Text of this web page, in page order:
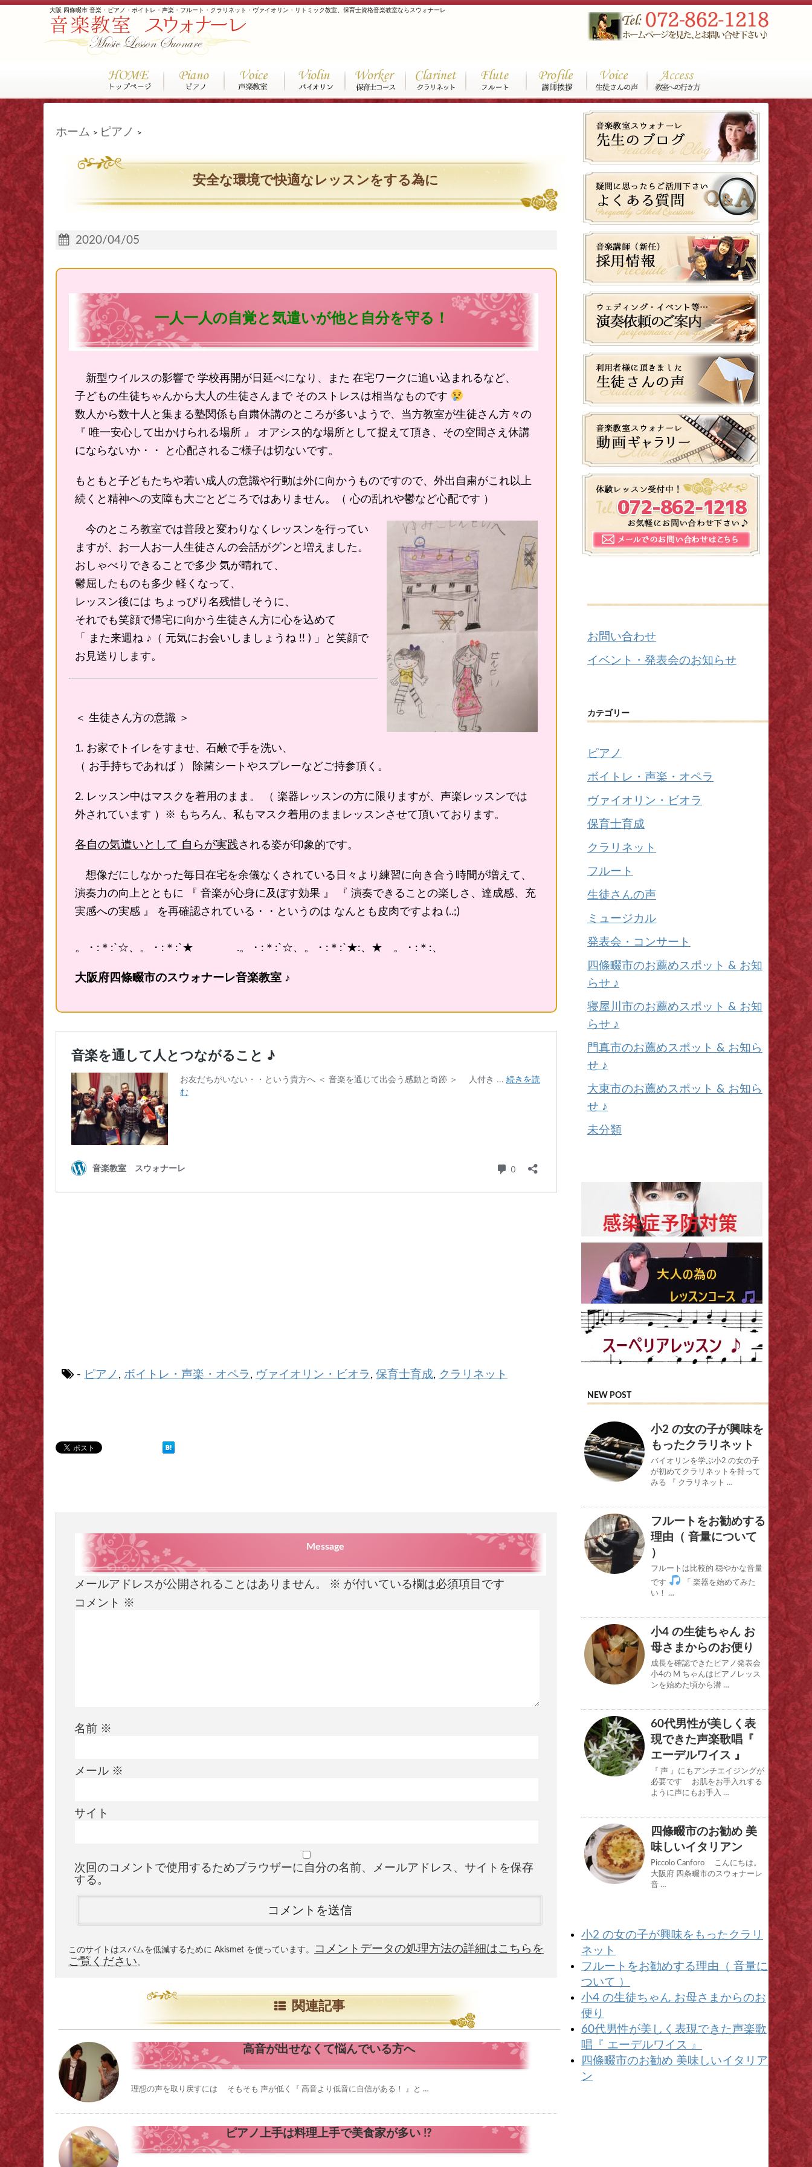
大阪 四條畷市 音楽・ピアノ・ボイトレ・声楽・フルート・クラリネット・ヴァイオリン・リトミック教室、保育士資格音楽教室ならスウォナーレ
ホーム > ピアノ >
安全な環境で快適なレッスンをする為に
2020/04/05
一人一人の自覚と気遣いが他と自分を守る！
新型ウイルスの影響で 学校再開が日延べになり、また 在宅ワークに追い込まれるなど、
子どもの生徒ちゃんから大人の生徒さんまで そのストレスは相当なものです
数人から数十人と集まる塾関係も自粛休講のところが多いようで、当方教室が生徒さん方々の
『 唯一安心して出かけられる場所 』 オアシス的な場所として捉えて頂き、その空間さえ休講
にならないか・・ と心配されるご様子は切ないです。
もともと子どもたちや若い成人の意識や行動は外に向かうものですので、外出自粛がこれ以上
続くと精神への支障も大ごとどころではありません。（ 心の乱れや鬱など心配です ）
今のところ教室では普段と変わりなくレッスンを行ってい
ますが、お一人お一人生徒さんの会話がグンと増えました。
おしゃべりできることで多少 気が晴れて、
鬱屈したものも多少 軽くなって、
レッスン後には ちょっぴり名残惜しそうに、
それでも笑顔で帰宅に向かう生徒さん方に心を込めて
「 また来週ね ♪（ 元気にお会いしましょうね !! ) 」と笑顔で
お見送りします。
＜ 生徒さん方の意識 ＞
1. お家でトイレをすませ、石鹸で手を洗い、
（ お手持ちであれば ） 除菌シートやスプレーなどご持参頂く。
2. レッスン中はマスクを着用のまま。 （ 楽器レッスンの方に限りますが、声楽レッスンでは
外されています ）※ もちろん、私もマスク着用のままレッスンさせて頂いております。
各自の気遣いとして 自らが実践される姿が印象的です。
想像だにしなかった毎日在宅を余儀なくされている日々より練習に向き合う時間が増えて、
演奏力の向上とともに 『 音楽が心身に及ぼす効果 』 『 演奏できることの楽しさ、達成感、充
実感への実感 』 を再確認されている・・というのは なんとも皮肉ですよね (..;)
。・:＊:`☆、。・:＊:`★ .。・:＊:`☆、。・:＊:`★:、★ 。・:＊:、
大阪府四條畷市のスウォナーレ音楽教室 ♪
- ピアノ , ボイトレ・声楽・オペラ , ヴァイオリン・ビオラ , 保育士育成, クラリネット
Message
メールアドレスが公開されることはありません。 ※ が付いている欄は必須項目です
コメント ※
名前 ※
メール ※
サイト
次回のコメントで使用するためブラウザーに自分の名前、メールアドレス、サイトを保存
する。
このサイトはスパムを低減するために Akismet を使っています。
コメントデータの処理方法の詳細はこちらを
ご覧ください。
関連記事
高音が出せなくて悩んでいる方へ
理想の声を取り戻すには そもそも 声が低く『 高音より低音に自信がある！ 』と …
ピアノ上手は料理上手で美食家が多い !?
お問い合わせ
イベント・発表会のお知らせ
カテゴリー
ピアノ
ボイトレ・声楽・オペラ
ヴァイオリン・ビオラ
保育士育成
クラリネット
フルート
生徒さんの声
ミュージカル
発表会・コンサート
四條畷市のお薦めスポット & お知
らせ ♪
寝屋川市のお薦めスポット & お知
らせ ♪
門真市のお薦めスポット & お知ら
せ ♪
大東市のお薦めスポット & お知ら
せ ♪
未分類
NEW POST
小2 の女の子が興味を
もったクラリネット
バイオリンを学ぶ小2 の女の子
が初めてクラリネットを持って
みる 『 クラリネット …
フルートをお勧めする
理由（ 音量について
）
フルートは比較的 穏やかな音量
です
「 楽器を始めてみた
い！ …
小4 の生徒ちゃん お
母さまからのお便り
成長を確認できたピアノ発表会
小4の M ちゃんはピアノレッス
ンを始めた頃から潜 …
60代男性が美しく表
現できた声楽歌唱『
エーデルワイス 』
『 声 』にもアンチエイジングが
必要です お肌をお手入れする
ように声にもお手入 …
四條畷市のお勧め 美
味しいイタリアン
Piccolo Canforo こんにちは。
大阪府 四条畷市のスウォナーレ
音 …
小2 の女の子が興味をもったクラリ
ネット
フルートをお勧めする理由（ 音量に
ついて ）
小4 の生徒ちゃん お母さまからのお
便り
60代男性が美しく表現できた声楽歌
唱『 エーデルワイス 』
四條畷市のお勧め 美味しいイタリア
ン